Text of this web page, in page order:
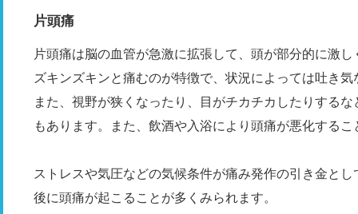
片頭痛
片頭痛は脳の血管が急激に拡張して、頭が部分的に激
ズキンズキンと痛むのが特徴で、状況によっては吐き
また、視野が狭くなったり、目がチカチカしたりする
もあります。また、飲酒や入浴により頭痛が悪化するこ
ストレスや気圧などの気候条件が痛み発作の引き金と
後に頭痛が起こることが多くみられます。